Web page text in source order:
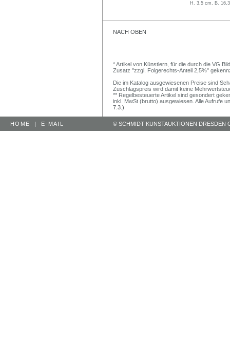
H. 3,5 cm, B.
NACH OBEN
* Artikel von Künstlern, für die durch die VG
Zusatz "zzgl. Folgerechts-Anteil 2,5%"
Die im Katalog ausgewiesenen Preise sind
Zuschlagspreis wird damit keine
** Regelbesteuerte Artikel sind gesondert
inkl. MwSt (brutto) ausgewiesen. Alle Aufrufe
7.3.)
HOME | E-MAIL © SCHMIDT KUNSTAUKTIONEN DRESDEN